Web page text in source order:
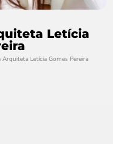
Letícia
Arquiteta Letícia Gomes Pereira